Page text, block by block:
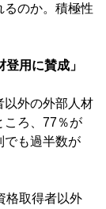
るのか。積極性
用に賛成」
以外の外部人材
ころ、77％が
でも過半数が
格取得者以外